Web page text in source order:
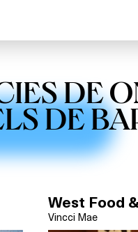
DE
DE
West Food
Vincci Mae